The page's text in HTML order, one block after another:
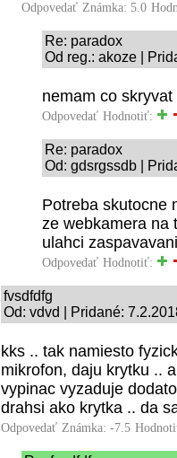
Odpovedať Známka: 5.0
Re: paradox
Od reg.: akoze |
nemam co
Odpovedať Hodnotiť:
Re: paradox
Od: gdsrgssdb |
Potreba skutocne
ze webkamera na
ulahci
Odpovedať Hodnotiť:
fvsdfdfg
Od: vdvd | Pridané:
kks .. tak namiesto
mikrofon, daju krytku ..
vypinac vyzaduje
drahsi ako krytka .. da
Odpovedať Známka: -7.5